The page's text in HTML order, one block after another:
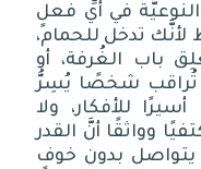
في أيِّ فعلٍ
لأنَّك تدخل للحمام،
باب الغُرفة، أو
تُراقب شخصًا يُسِرُّ
للأفكار، ولا
وواثقًا أنَّ القدر
يتواصل بدون خوف